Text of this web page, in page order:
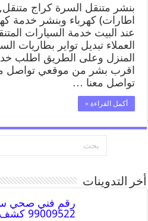
بنشر متنقل السرة كراج
اطارات) كهرباء وبنشر خدمة
عند البيت خدمة السيارات
العملاء تبديل تواير بطاريات
المنزل وعلى الطريق اطلب
تواصل معنا …
أكمل القراءة »
أخر التدوينات
99009522 كشف تسربات وتسليك مجاري